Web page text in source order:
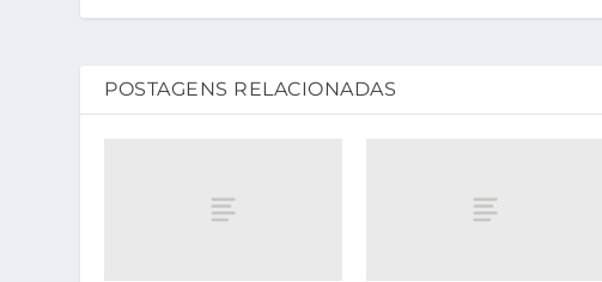
POSTAGENS RELACIONADAS